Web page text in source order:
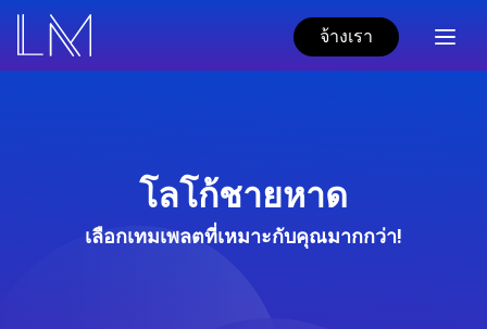
จ้างเรา
โลโก้ชายหาด
เลือกเทมเพลตที่เหมาะกับคุณมากกว่า!